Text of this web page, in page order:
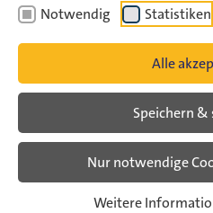
Notwendig Statistiken
Alle
Speichern &
Nur notwendige
Weitere